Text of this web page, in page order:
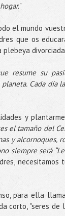
"
el mundo
que os
resume su
Cada día
y
el tamaño del
y alcornoques,
siempre será
para ella
corto, "seres